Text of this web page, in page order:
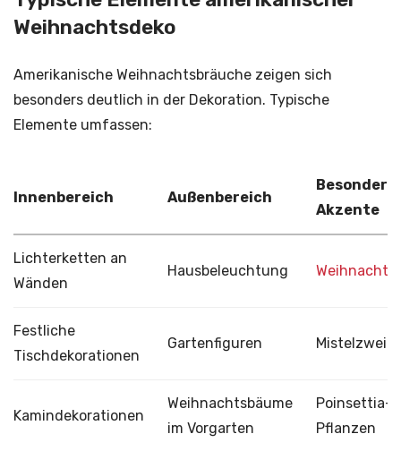
Weihnachtsdeko
Amerikanische Weihnachtsbräuche zeigen sich
besonders deutlich in der Dekoration. Typische
Elemente umfassen:
Innenbereich Außenbereich
Besondere
Akzente
Lichterketten an
Wänden
Hausbeleuchtung
Festliche
Tischdekorationen
Gartenfiguren
Kamindekorationen
Weihnachtsbäume
im Vorgarten
Poinsettia-
Pflanzen